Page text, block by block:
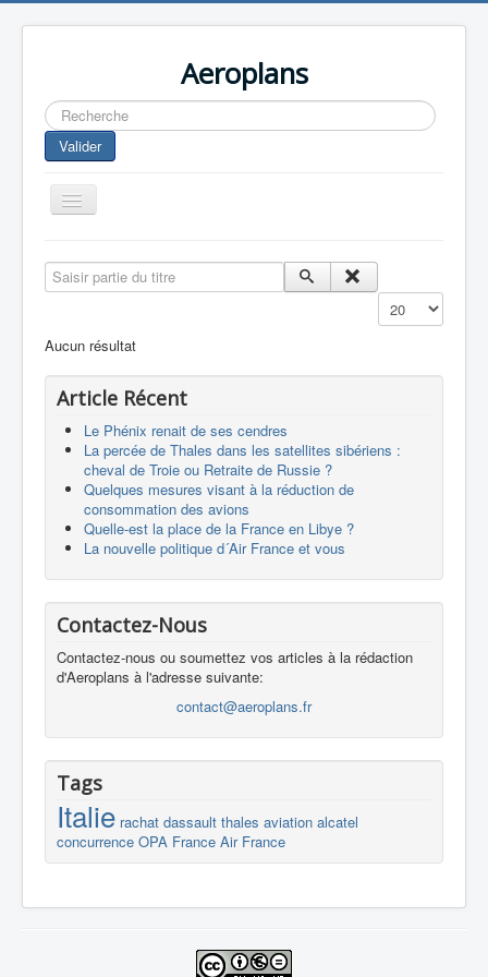
Aeroplans
Rechercher
Valider
Toggle
Navigation
Aviation Commerciale
Europespace
Drones
Saisir partie du titre
Affichage #
Aucun résultat
Article Récent
Le Phénix renait de ses cendres
La percée de Thales dans les satellites sibériens :
cheval de Troie ou Retraite de Russie ?
Quelques mesures visant à la réduction de
consommation des avions
Quelle-est la place de la France en Libye ?
La nouvelle politique d´Air France et vous
Contactez-Nous
Contactez-nous ou soumettez vos articles à la rédaction
d'Aeroplans à l'adresse suivante:
contact@aeroplans.fr
Tags
Italie rachat dassault thales aviation alcatel
concurrence OPA France Air France